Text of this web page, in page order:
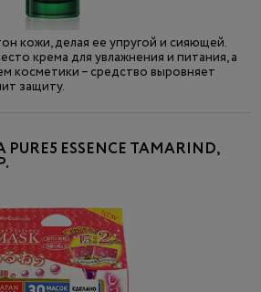
кожи, делая ее упругой и сияющей.
крема для увлажнения и питания, а
косметики – средство выровняет
защиту.
ESSENCE TAMARIND,